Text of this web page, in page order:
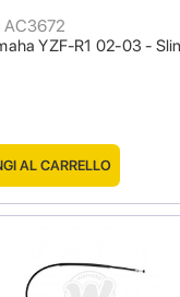
YZF-R1 02-03 -
AC3672
AL CARRELLO